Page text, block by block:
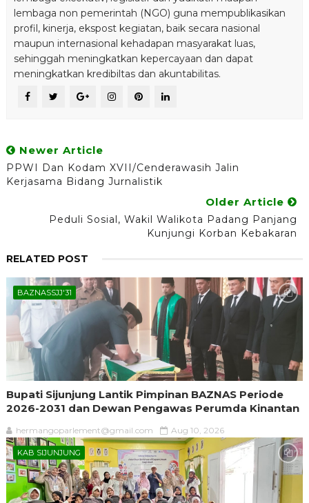
lembaga non pemerintah (NGO) guna mempublikasikan
profil, kinerja, ekspost kegiatan, baik secara nasional
maupun internasional kehadapan masyarakat luas,
sehinggah meningkatkan kepercayaan dan dapat
meningkatkan kredibiltas dan akuntabilitas.
Newer Article
PPWI Dan Kodam XVII/Cenderawasih Jalin
Kerjasama Bidang Jurnalistik
Older Article
Peduli Sosial, Wakil Walikota Padang Panjang
Kunjungi Korban Kebakaran
RELATED POST
BAZNASSJJ'31
Bupati Sijunjung Lantik Pimpinan BAZNAS Periode
2026-2031 dan Dewan Pengawas Perumda Kinantan
hermangoparlement@gmail.com Aug 10, 2026
KAB SIJUNJUNG